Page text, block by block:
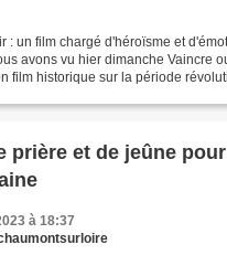
: un film chargé d'héroïsme et
avons vu hier dimanche Vaincre
film historique sur la période
prière et de jeûne
à 18:37